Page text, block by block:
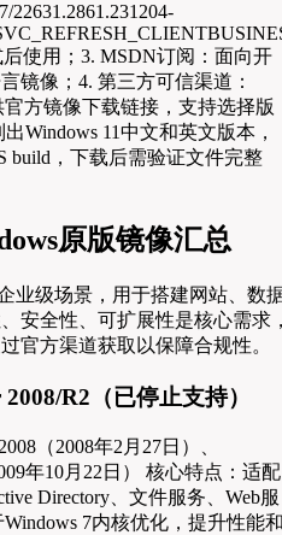
22631.2861.231204-
使用；3. MSDN订阅：面向开
镜像；4. 第三方可信渠道：
官方镜像下载链接，支持选择版
Windows 11中文和英文版本，
build，下载后需验证文件完整
原版镜像汇总
业级场景，用于搭建网站、数
安全性、可扩展性是核心需求
官方渠道获取以保障合规性。
R2（已停止支持）
（2008年2月27日）、
年10月22日） 核心特点：适配
Directory、文件服务、Web服
7内核优化，提升性能